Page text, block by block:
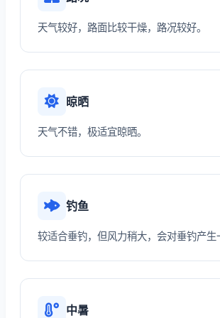
天气较好，路面比较干燥，路况较好。
晾晒
天气不错，极适宜晾晒。
钓鱼
较适合垂钓，但风力稍大，会对垂钓产生
中暑